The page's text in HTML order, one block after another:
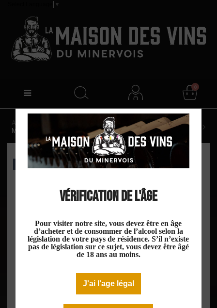
Vérification de l'âge
Pour visiter notre site, vous devez être en âge
d’acheter et de consommer de l’alcool selon la
législation de votre pays de résidence. S’il n’existe
pas de législation sur ce sujet, vous devez être âgé
de 18 ans au moins.
J'ai l'age légal
▼
0
Accueil
Domaine Rouanet Montcélèbre "Alvéoline" AOP
Minervois Rouge 2023 Magnum
EXCLU WEB